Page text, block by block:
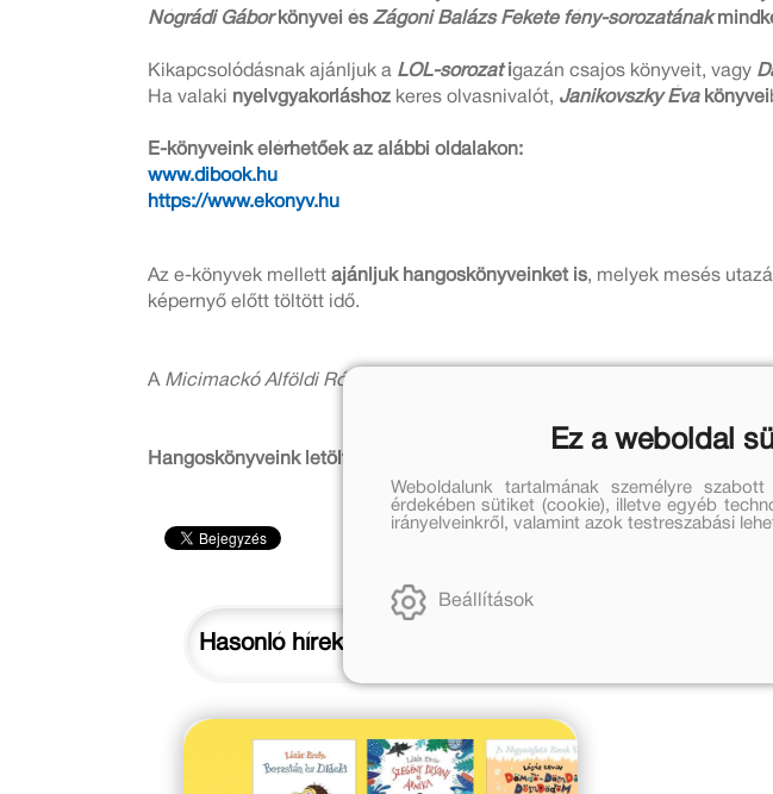
Nógrádi Gáborkönyvei és Zágoni Balázs Fekete fény-sorozatának
Kikapcsolódásnak ajánljuk a LOL-sorozatigazán csajos könyveit, vagy
Ha valaki nyelvgyakorláshozkeres olvasnivalót, Janikovszky Évakönyvei
E-könyveink elérhetőek az alábbi oldalakon:
www.dibook.hu
https://www.ekonyv.hu
Az e-könyvek mellettajánljuk hangoskönyveinket is, melyek mesés
képernyő előtt töltött idő.
A Micimackó Alföldi Róbert, A Pál utcai fiúk Vecsey H. Miklós, A Kis
Hangoskönyveink letölthetőek
Hasonló hírek
Ez a weboldal
Weboldalunk tartalmának személyre
érdekében sütiket (cookie), illetve egyéb
irányelveinkről, valamint azok testreszabási
Beállítások